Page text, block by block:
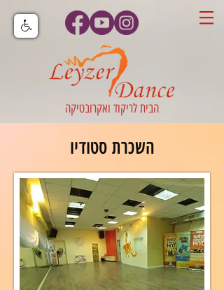
הבית לריקוד ואקרובטיקה
השכרת סטודיו